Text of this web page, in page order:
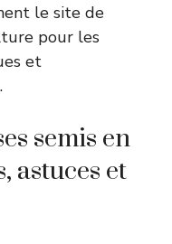
le site de
pour les
et
semis en
astuces et